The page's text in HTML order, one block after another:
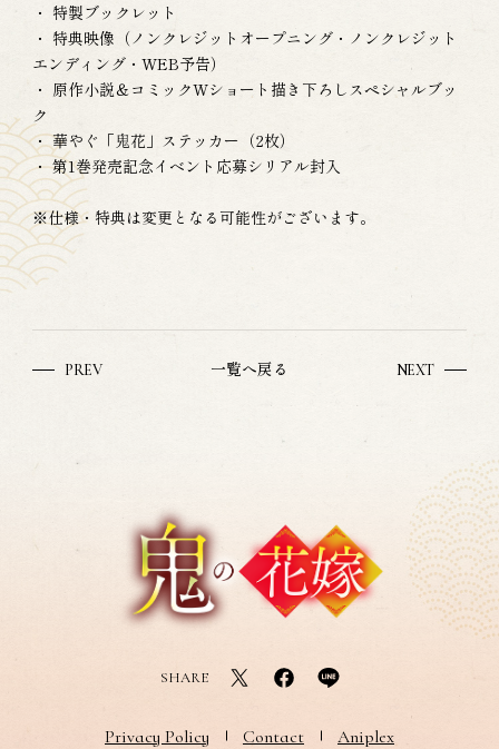
・ 特製ブックレット
・ 特典映像（ノンクレジットオープニング・ノンクレジット
エンディング・WEB予告）
・ 原作小説＆コミックWショート描き下ろしスペシャルブッ
ク
・ 華やぐ「鬼花」ステッカー（2枚）
・ 第1巻発売記念イベント応募シリアル封入
※仕様・特典は変更となる可能性がございます。
PREV NEXT
一覧へ戻る
SHARE
Privacy Policy Contact Aniplex